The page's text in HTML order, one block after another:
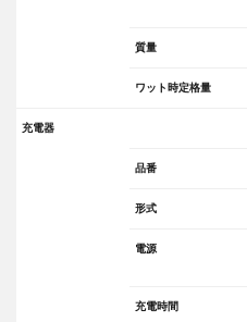
質量
ワット時定格量
充電器
品番
形式
電源
充電時間